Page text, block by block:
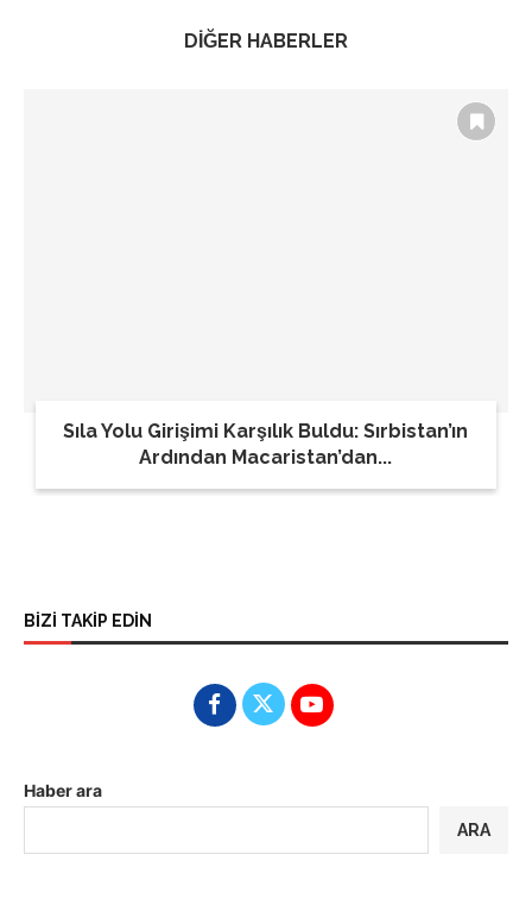
DİĞER HABERLER
Sıla Yolu Girişimi Karşılık Buldu: Sırbistan’ın
Ardından Macaristan’dan...
BİZİ TAKİP EDİN
Haber ara
ARA